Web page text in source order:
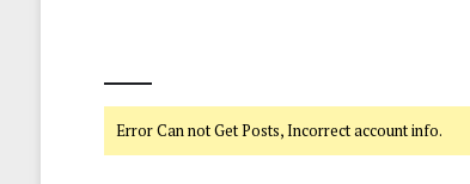
Error Can not Get Posts, Incorrect account info.